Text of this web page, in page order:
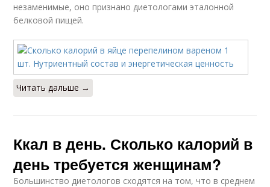
незаменимые, оно признано диетологами эталонной
белковой пищей.
Читать дальше →
Ккал в день. Сколько калорий в
день требуется женщинам?
Большинство диетологов сходятся на том, что в среднем